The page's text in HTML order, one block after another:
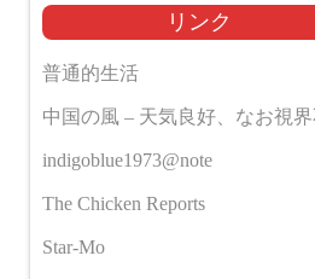
リンク
普通的生活
中国の風 – 天気良好、なお視界
indigoblue1973@note
The Chicken Reports
Star-Mo